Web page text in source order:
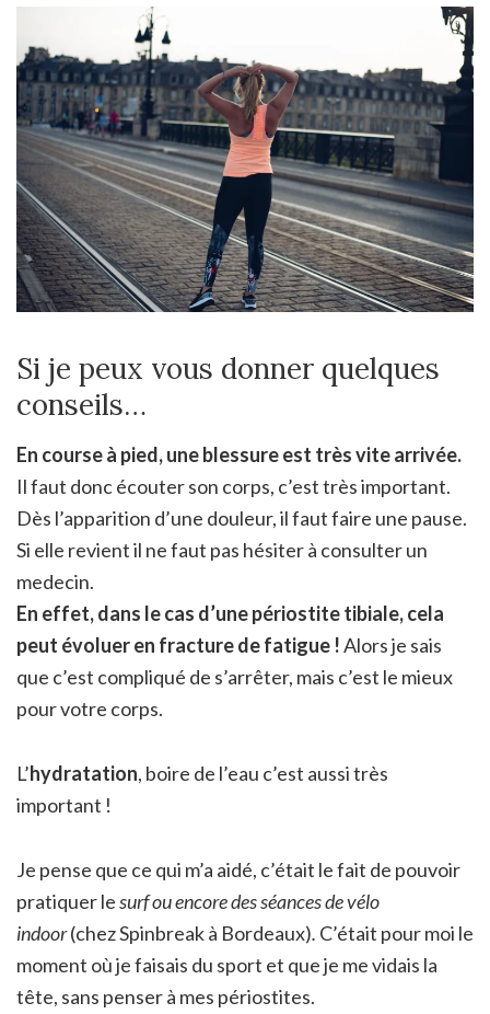
Si je peux vous donner quelques
conseils…
En course à pied, une blessure est très vite arrivée.
Il faut donc écouter son corps, c’est très important.
Dès l’apparition d’une douleur, il faut faire une pause.
Si elle revient il ne faut pas hésiter à consulter un
medecin.
En effet, dans le cas d’une périostite tibiale, cela
peut évoluer en fracture de fatigue !Alors je sais
que c’est compliqué de s’arrêter, mais c’est le mieux
pour votre corps.
L’hydratation, boire de l’eau c’est aussi très
important !
Je pense que ce qui m’a aidé, c’était le fait de pouvoir
pratiquer lesurf ou encore des séances de vélo
indoor(chez Spinbreak à Bordeaux). C’était pour moi le
moment où je faisais du sport et que je me vidais la
tête, sans penser à mes périostites.